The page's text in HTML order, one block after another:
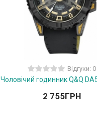
Відгуки: 0
Чоловічий годинник Q&Q
2 755ГРН